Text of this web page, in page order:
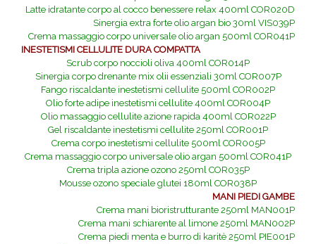
Latte idratante corpo al cocco benessere relax 400ml COR020D
Sinergia extra forte olio argan bio 30ml VIS039P
Crema massaggio corpo universale olio argan 500ml COR041P
INESTETISMI CELLULITE DURA COMPATTA
Scrub corpo noccioli oliva 400ml COR014P
Sinergia corpo drenante mix olii essenziali 30ml COR007P
Fango riscaldante inestetismi cellulite 500ml COR002P
Olio forte adipe inestetismi cellulite 400ml COR004P
Olio massaggio cellulite azione rapida 400ml COR022P
Gel riscaldante inestetismi cellulite 250ml COR001P
Crema corpo inestetismi cellulite 500ml COR005P
Crema massaggio corpo universale olio argan 500ml COR041P
Crema tripla azione ozono 250ml COR035P
Mousse ozono speciale glutei 180ml COR038P
MANI PIEDI GAMBE
Crema mani bioristrutturante 250ml MAN001P
Crema mani schiarente al limone 250ml MAN002P
Crema piedi menta e burro di karitè 250ml PIE001P